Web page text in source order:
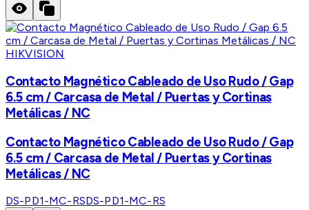
HIKVISION
Contacto Magnético Cableado de Uso Rudo / Gap
6.5 cm / Carcasa de Metal / Puertas y Cortinas
Metálicas / NC
Contacto Magnético Cableado de Uso Rudo / Gap
6.5 cm / Carcasa de Metal / Puertas y Cortinas
Metálicas / NC
DS-PD1-MC-RSDS-PD1-MC-RS